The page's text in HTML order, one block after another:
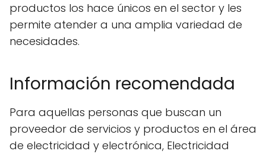
productos los hace únicos en el sector y les
permite atender a una amplia variedad de
necesidades.
Información recomendada
Para aquellas personas que buscan un
proveedor de servicios y productos en el área
de electricidad y electrónica, Electricidad